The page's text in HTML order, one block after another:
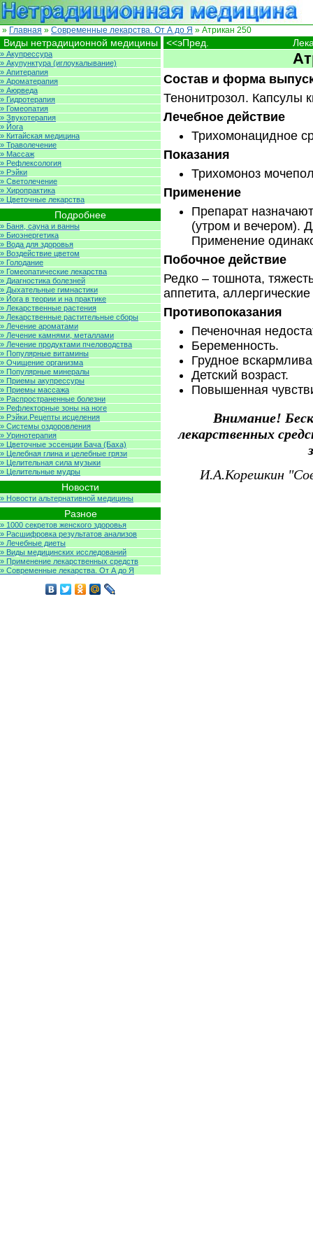
» Главная » Современные лекарства. От А до Я » Атрикан 250
<<эПред.
Состав и форма
Тенонитрозол. Капсулы
Лечебное действие
Трихомонацидное
Показания
Трихомоноз
Применение
Препарат
(утром и вечером).
Применение
Побочное действие
Редко – тошнота,
аппетита,
Противопоказания
Печеночная
Беременность.
Грудное
Детский возраст.
Повышенная
Внимание!
лекарственных
И.А.Корешкин
Виды нетрадиционной медицины
» Акупрессура
» Акупунктура (иглоукалывание)
» Апитерапия
» Ароматерапия
» Аюрведа
» Гидротерапия
» Гомеопатия
» Звукотерапия
» Йога
» Китайская медицина
» Траволечение
» Массаж
» Рефлексология
» Рэйки
» Светолечение
» Хиропрактика
» Цветочные лекарства
Подробнее
» Баня, сауна и ванны
» Биоэнергетика
» Вода для здоровья
» Воздействие цветом
» Голодание
» Гомеопатические лекарства
» Диагностика болезней
» Дыхательные гимнастики
» Йога в теории и на практике
» Лекарственные растения
» Лекарственные растительные сборы
» Лечение ароматами
» Лечение камнями, металлами
» Лечение продуктами пчеловодства
» Популярные витамины
» Очищение организма
» Популярные минералы
» Приемы акупрессуры
» Приемы массажа
» Распространенные болезни
» Рефлекторные зоны на ноге
» Рэйки.Рецепты исцеления
» Системы оздоровления
» Уринотерапия
» Цветочные эссенции Бача (Баха)
» Целебная глина и целебные грязи
» Целительная сила музыки
» Целительные мудры
Новости
» Новости альтернативной медицины
Разное
» 1000 секретов женского здоровья
» Расшифровка результатов анализов
» Лечебные диеты
» Виды медицинских исследований
» Применение лекарственных средств
» Современные лекарства. От А до Я